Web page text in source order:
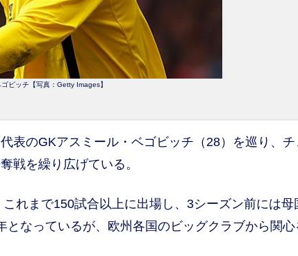
ビッチ【写真：Getty Images】
表のGKアスミール・ベゴビッチ（28）を巡り、チ
戦を繰り広げている。
れまで150試合以上に出場し、3シーズン前には母
なっているが、欧州各国のビッグクラブから関心